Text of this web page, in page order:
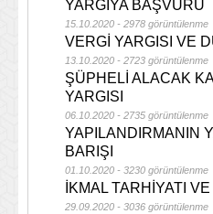
YARGIYA BAŞVURU
15.10.2020 - 2978 görüntülenme
VERGİ YARGISI VE
13.10.2020 - 2723 görüntülenme
ŞÜPHELİ ALACAK
YARGISI
06.10.2020 - 2735 görüntülenme
YAPILANDIRMANIN
BARIŞI
01.10.2020 - 3230 görüntülenme
İKMAL TARHİYATI
29.09.2020 - 3036 görüntülenme